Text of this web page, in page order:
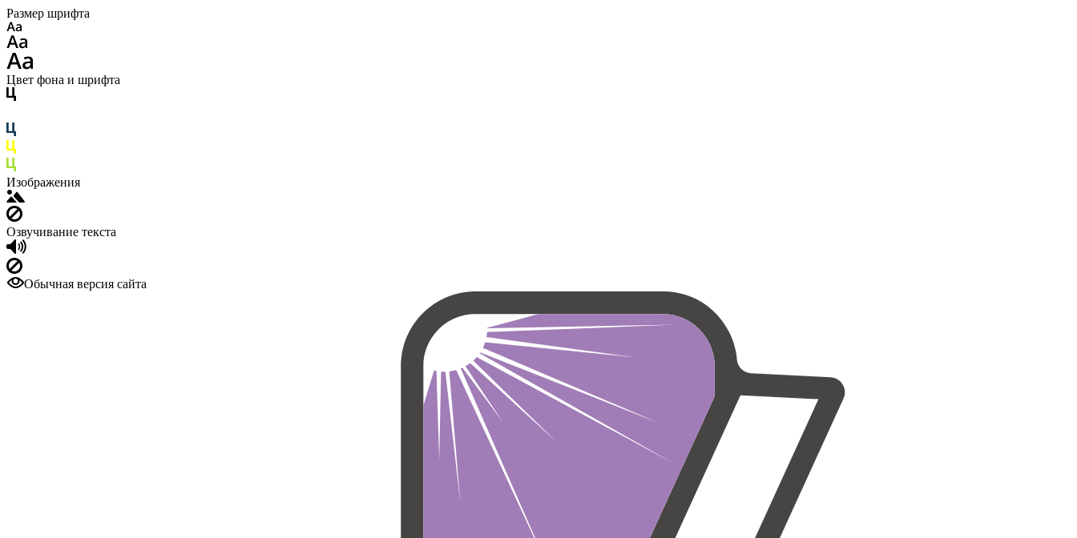
Размер шрифта
Цвет фона и шрифта
Изображения
Озвучивание текста
Обычная версия сайта